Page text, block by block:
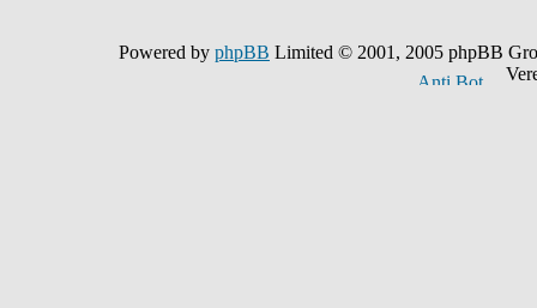
Powered by phpBB Limited © 2001, 2005 phpBB